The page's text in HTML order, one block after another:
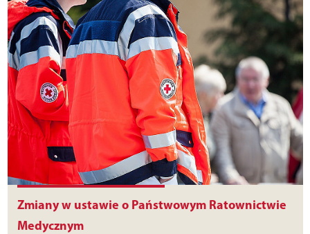
Zmiany w ustawie o Państwowym Ratownictwie
Medycznym